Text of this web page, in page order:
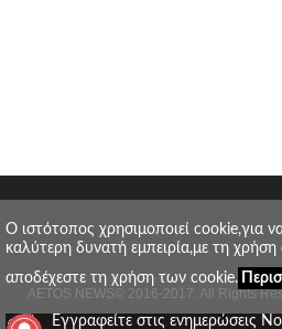
AETOS NEWS © 2016-2017. All Rights
O ιστότοπος χρησιμοποιεί cookie,για
καλύτερη δυνατή εμπειρία,με τη
αποδέχεστε τη χρήση των cookie.
_ Εγγραφείτε στις ενημερώσεις